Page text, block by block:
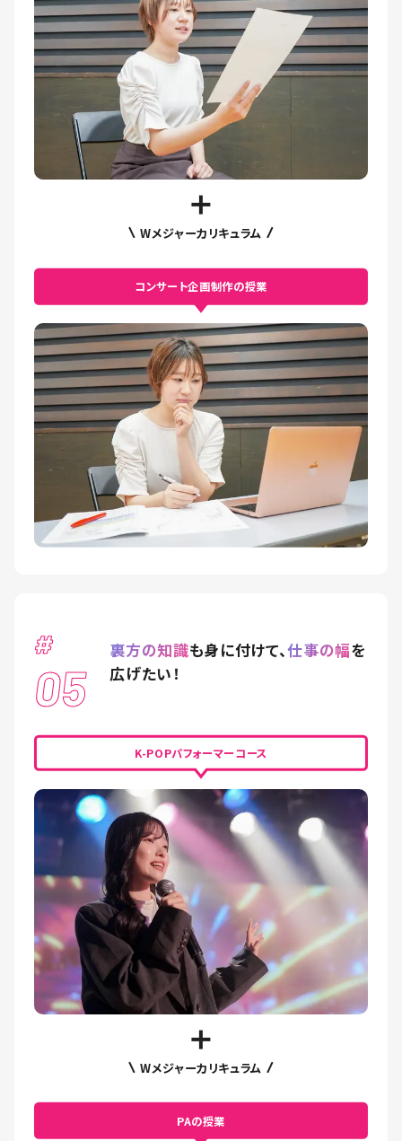
Wメジャーカリキュラム
コンサート企画制作の授業
#
05
裏方の知識も身に付けて、仕事の幅を
広げたい！
K-POPパフォーマーコース
Wメジャーカリキュラム
PAの授業